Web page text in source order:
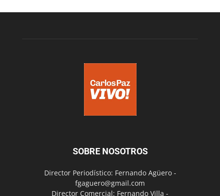
SOBRE NOSOTROS
Director Periodístico: Fernando Agüero -
fgaguero@gmail.com
Director Comercial: Fernando Villa -